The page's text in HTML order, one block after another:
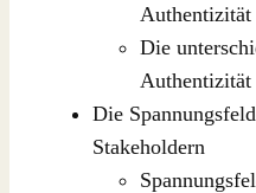
Authentizität
Die
Authentizität
Die
Stakeholdern